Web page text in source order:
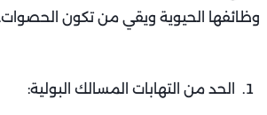
وظائفها الحيوية ويقي من تكون
الحد من التهابات المسالك البولية: